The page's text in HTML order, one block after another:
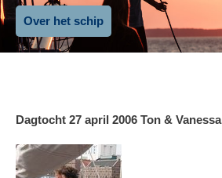
Over het schip
Dagtocht 27 april 2006 Ton & Vanessa